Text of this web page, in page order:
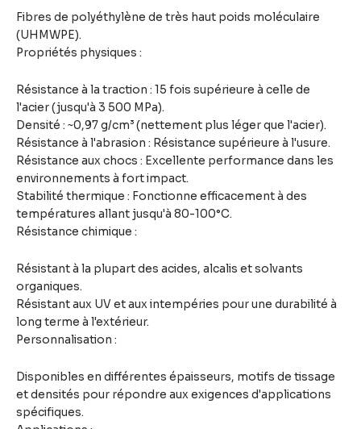
Fibres de polyéthylène de très haut poids moléculaire
(UHMWPE).
Propriétés physiques :
Résistance à la traction : 15 fois supérieure à celle de
l'acier (jusqu'à 3 500 MPa).
Densité : ~0,97 g/cm³ (nettement plus léger que l'acier).
Résistance à l'abrasion : Résistance supérieure à l'usure.
Résistance aux chocs : Excellente performance dans les
environnements à fort impact.
Stabilité thermique : Fonctionne efficacement à des
températures allant jusqu'à 80-100°C.
Résistance chimique :
Résistant à la plupart des acides, alcalis et solvants
organiques.
Résistant aux UV et aux intempéries pour une durabilité à
long terme à l'extérieur.
Personnalisation :
Disponibles en différentes épaisseurs, motifs de tissage
et densités pour répondre aux exigences d'applications
spécifiques.